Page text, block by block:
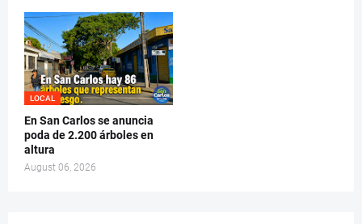
LOCAL
En San Carlos se anuncia
poda de 2.200 árboles en
altura
August 06, 2026